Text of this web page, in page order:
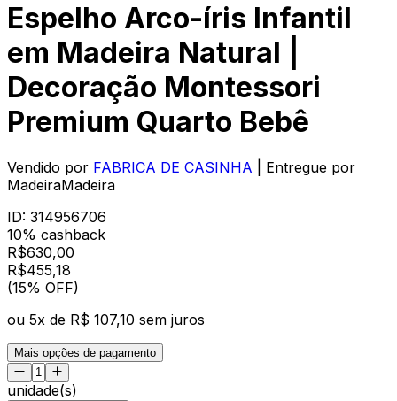
Espelho Arco-íris Infantil
em Madeira Natural |
Decoração Montessori
Premium Quarto Bebê
Vendido por FABRICA DE CASINHA
| Entregue por
MadeiraMadeira
ID: 314956706
10% cashback
R$630,00
R$455,18
(15% OFF)
ou 5x de R$ 107,10 sem juros
Mais opções de pagamento
unidade(s)